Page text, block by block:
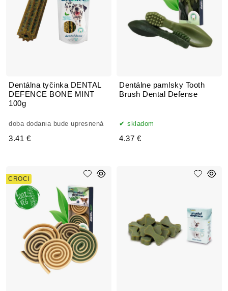
Dentálna tyčinka DENTAL
DEFENCE BONE MINT
100g
doba dodania bude upresnená
3.41 €
Dentálne pamlsky Tooth
Brush Dental Defense
skladom
4.37 €
CROCI